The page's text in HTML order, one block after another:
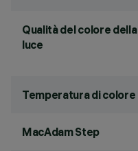
Qualità del colore della
luce
Temperatura di colore
MacAdam Step